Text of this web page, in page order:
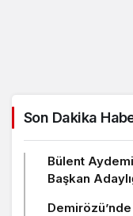
Son Dakika
Bülent
Başkan